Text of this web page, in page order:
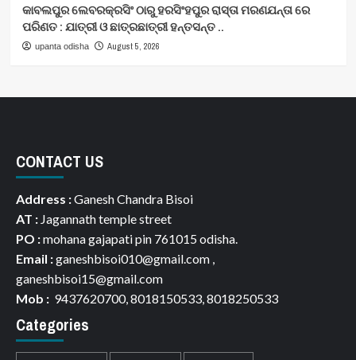
କାବଲପୁର ଲେବରକ୍ରସିଂ ଠାରୁ ହରସିଂହପୁର ରାସ୍ତା ମରଣଯନ୍ତା ରେ
ପରିଣତ : ଯାତ୍ରୀ ଓ ଛାତ୍ରଛାତ୍ରୀ ହନ୍ତସନ୍ତ ..
upanta odisha August 5, 2026
CONTACT US
Address :Ganesh Chandra Bisoi
AT : Jagannath temple street
PO :mohana gajapati pin 761015 odisha.
Email :ganeshbisoi010@gmail.com ,
ganeshbisoi15@gmail.com
Mob : 9437620700, 8018150533, 8018250533
Categories